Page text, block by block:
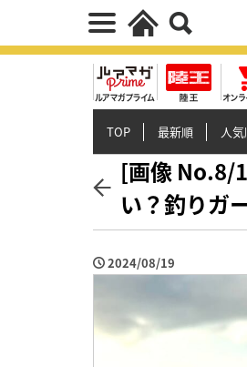
TOP 最新順 人
[画像 No.8/
い？釣りガ
2024/08/19